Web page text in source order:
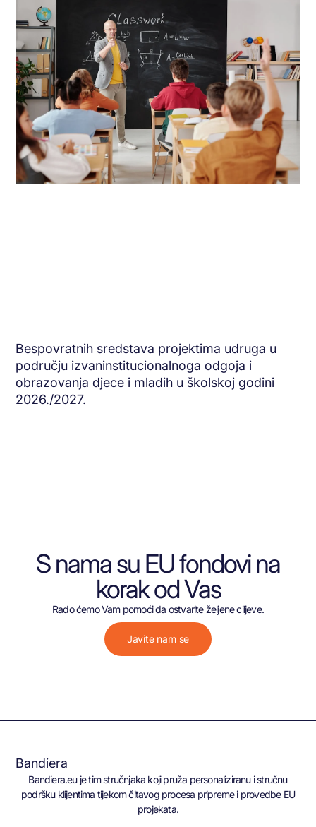
Bespovratnih sredstava projektima udruga u
području izvaninstitucionalnoga odgoja i
obrazovanja djece i mladih u školskoj godini
2026./2027.
S nama su EU fondovi na
korak od Vas
Rado ćemo Vam pomoći da ostvarite željene ciljeve.
Javite nam se
Bandiera
Bandiera.eu je tim stručnjaka koji pruža personaliziranu i stručnu
podršku klijentima tijekom čitavog procesa pripreme i provedbe EU
projekata.